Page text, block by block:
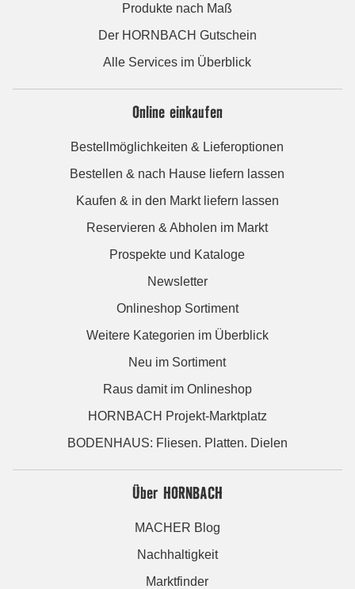
Produkte nach Maß
Der HORNBACH Gutschein
Alle Services im Überblick
Online einkaufen
Bestellmöglichkeiten & Lieferoptionen
Bestellen & nach Hause liefern lassen
Kaufen & in den Markt liefern lassen
Reservieren & Abholen im Markt
Prospekte und Kataloge
Newsletter
Onlineshop Sortiment
Weitere Kategorien im Überblick
Neu im Sortiment
Raus damit im Onlineshop
HORNBACH Projekt-Marktplatz
BODENHAUS: Fliesen. Platten. Dielen
Über HORNBACH
MACHER Blog
Nachhaltigkeit
Marktfinder